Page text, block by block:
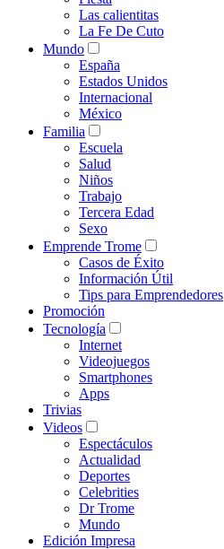
Las calientitas
La Fe De Cuto
Mundo
España
Estados Unidos
Internacional
México
Familia
Escuela
Salud
Niños
Trabajo
Tercera Edad
Sexo
Emprende Trome
Casos de Éxito
Información Útil
Tips para Emprendedores
Promoción
Tecnología
Internet
Videojuegos
Smartphones
Apps
Trivias
Videos
Espectáculos
Actualidad
Deportes
Celebrities
Dr Trome
Mundo
Edición Impresa